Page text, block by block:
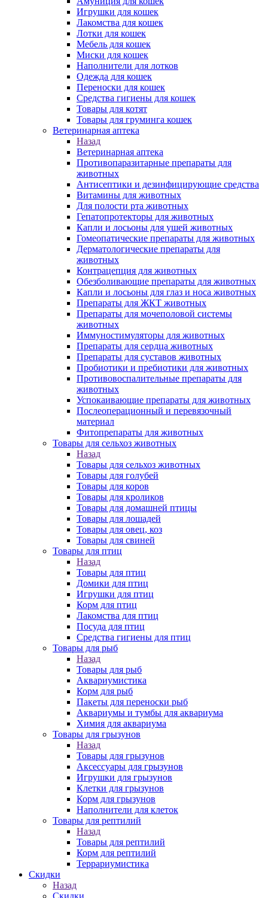
Игрушки для кошек
Лакомства для кошек
Лотки для кошек
Мебель для кошек
Миски для кошек
Наполнители для лотков
Одежда для кошек
Переноски для кошек
Средства гигиены для кошек
Товары для котят
Товары для груминга кошек
Ветеринарная аптека
Назад
Ветеринарная аптека
Противопаразитарные препараты для
животных
Антисептики и дезинфицирующие средства
Витамины для животных
Для полости рта животных
Гепатопротекторы для животных
Капли и лосьоны для ушей животных
Гомеопатические препараты для животных
Дерматологические препараты для
животных
Контрацепция для животных
Обезболивающие препараты для животных
Капли и лосьоны для глаз и носа животных
Препараты для ЖКТ животных
Препараты для мочеполовой системы
животных
Иммуностимуляторы для животных
Препараты для сердца животных
Препараты для суставов животных
Пробиотики и пребиотики для животных
Противовоспалительные препараты для
животных
Успокаивающие препараты для животных
Послеоперационный и перевязочный
материал
Фитопрепараты для животных
Товары для сельхоз животных
Назад
Товары для сельхоз животных
Товары для голубей
Товары для коров
Товары для кроликов
Товары для домашней птицы
Товары для лошадей
Товары для овец, коз
Товары для свиней
Товары для птиц
Назад
Товары для птиц
Домики для птиц
Игрушки для птиц
Корм для птиц
Лакомства для птиц
Посуда для птиц
Средства гигиены для птиц
Товары для рыб
Назад
Товары для рыб
Аквариумистика
Корм для рыб
Пакеты для переноски рыб
Аквариумы и тумбы для аквариума
Химия для аквариума
Товары для грызунов
Назад
Товары для грызунов
Аксессуары для грызунов
Игрушки для грызунов
Клетки для грызунов
Корм для грызунов
Наполнители для клеток
Товары для рептилий
Назад
Товары для рептилий
Корм для рептилий
Террариумистика
Скидки
Назад
Скидки